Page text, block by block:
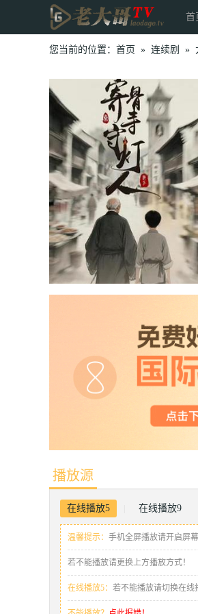
首
您当前的位置： 首页 » 连续剧 »
播放源
在线播放5 在线播放9
温馨提示： 手机全屏播放请开启屏幕
若不能播放请更换上方播放方式！
在线播放5： 若不能播放请切换在线